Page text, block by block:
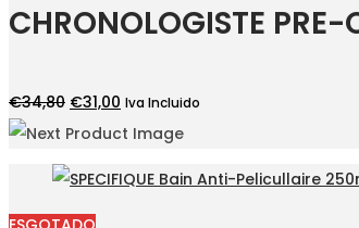
€22,50.€20,70.
CHRONOLOGISTE PRE-
€34,80 O
preço
era:
€34,80.
€31,00 O
preço
é:
Iva Incluido